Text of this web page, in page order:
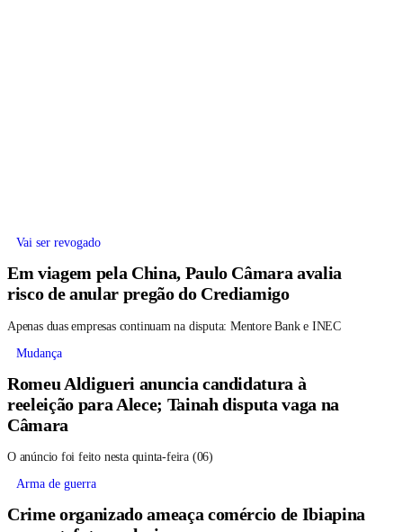
Vai ser revogado
Em viagem pela China, Paulo Câmara avalia
risco de anular pregão do Crediamigo
Apenas duas empresas continuam na disputa: Mentore Bank e INEC
Mudança
Romeu Aldigueri anuncia candidatura à
reeleição para Alece; Tainah disputa vaga na
Câmara
O anúncio foi feito nesta quinta-feira (06)
Arma de guerra
Crime organizado ameaça comércio de Ibiapina